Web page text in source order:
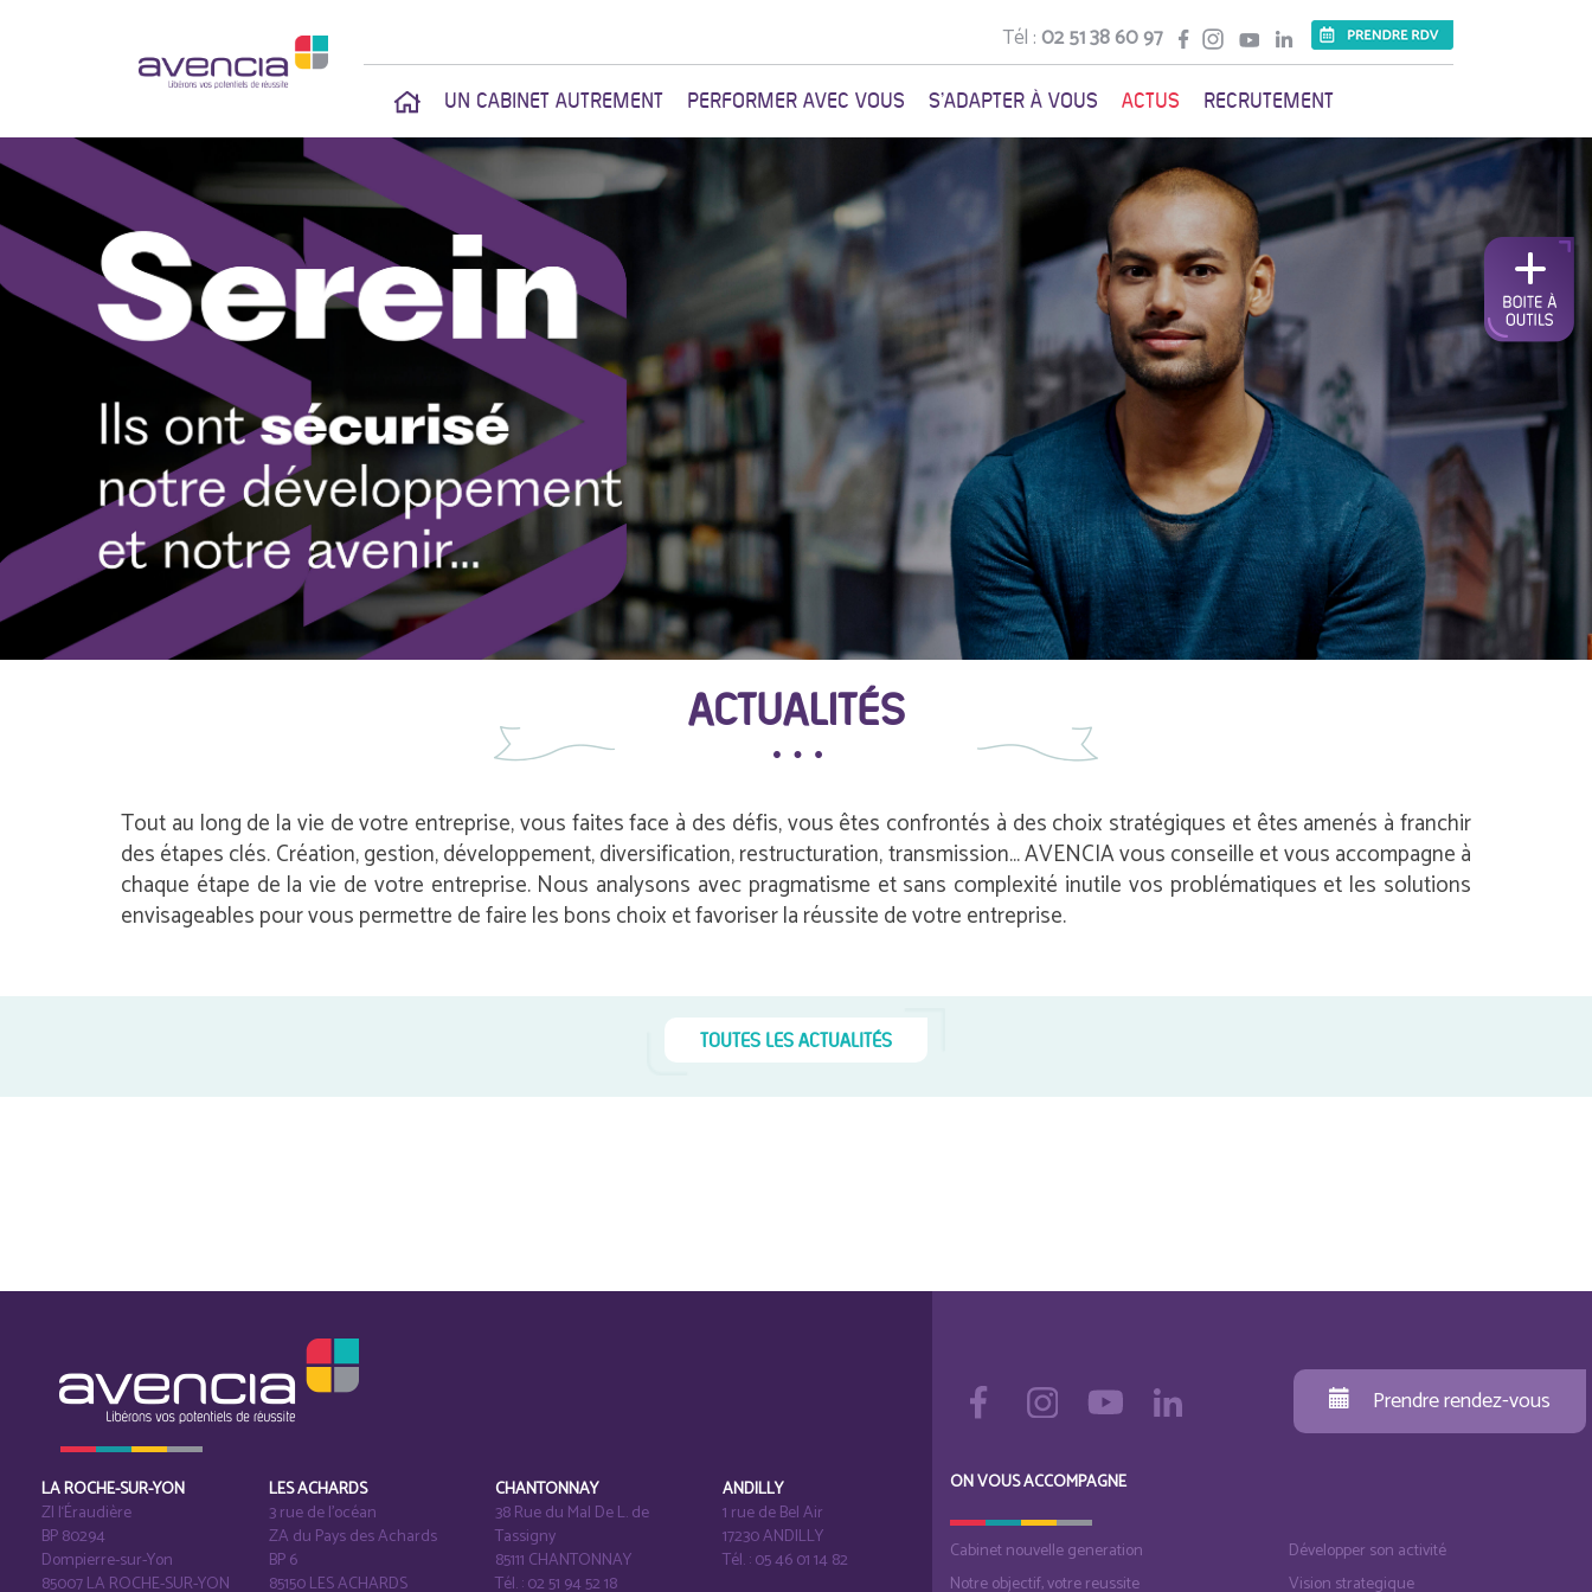
Tél :02 51 38 60 97
UN CABINET AUTREMENT PERFORMER AVEC VOUS S'ADAPTER À VOUS ACTUS RECRUTEMENT
ACTUALITÉS
Tout au long de la vie de votre entreprise, vous faites face à des défis, vous êtes confrontés à des choix stratégiques et êtes amenés à franchir
des étapes clés. Création, gestion, développement, diversification, restructuration, transmission… AVENCIA vous conseille et vous accompagne à
chaque étape de la vie de votre entreprise. Nous analysons avec pragmatisme et sans complexité inutile vos problématiques et les solutions
envisageables pour vous permettre de faire les bons choix et favoriser la réussite de votre entreprise.
TOUTES LES ACTUALITÉS
LA ROCHE-SUR-YON
ZI l‘Éraudière
BP 80294
Dompierre-sur-Yon
85007 LA ROCHE-SUR-YON
LES ACHARDS
3 rue de l’océan
ZA du Pays des Achards
BP 6
85150 LES ACHARDS
CHANTONNAY
38 Rue du Mal De L. de
Tassigny
85111 CHANTONNAY
Tél. : 02 51 94 52 18
ANDILLY
1 rue de Bel Air
17230 ANDILLY
Tél. : 05 46 01 14 82
Prendre rendez-vous
ON VOUS ACCOMPAGNE
Cabinet nouvelle generation
Notre objectif, votre reussite
Développer son activité
Vision strategique